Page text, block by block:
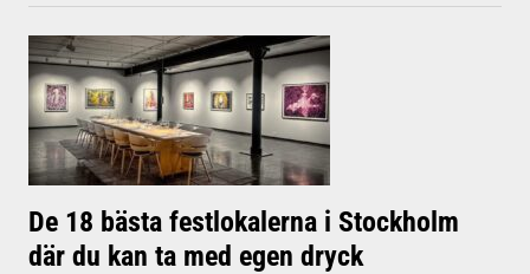
De 18 bästa festlokalerna i Stockholm
där du kan ta med egen dryck